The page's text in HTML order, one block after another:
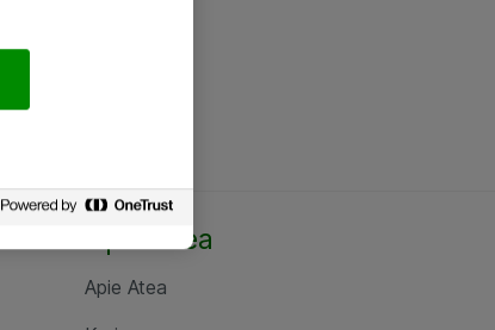
Apie Atea
Apie Atea